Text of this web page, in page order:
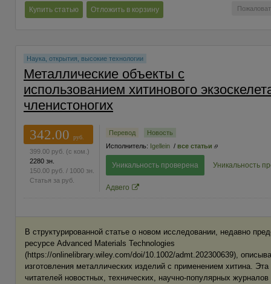
Купить статью Отложить в корзину
Наука, открытия, высокие технологии
Металлические объекты с
использованием хитинового
членистоногих
342.00
руб.
399.00 руб. (с ком.)
2280 зн.
150.00 руб. / 1000 зн.
Статья за руб.
Перевод
Новость
Исполнитель: Igellein / все статьи
Уникальность проверена Уникальность
Адвего
В структурированной статье о новом исследовании, недавно
ресурсе Advanced Materials Technologies
(https://onlinelibrary.wiley.com/doi/10.1002/admt.202300639),
изготовления металлических изделий с применением хитина.
читателей новостных, технических, научно-популярных